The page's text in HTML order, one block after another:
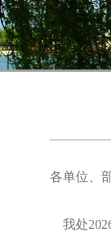
各单位、
我处